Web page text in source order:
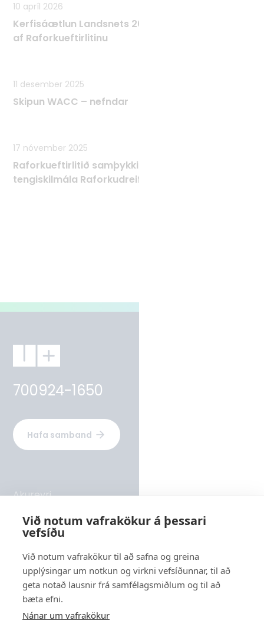
Við notum vafrakökur á þessari
vefsíðu
Við notum vafrakökur til að safna og greina
upplýsingar um notkun og virkni vefsíðunnar, til að
geta notað lausnir frá samfélagsmiðlum og til að
bæta efni.
Nánar um vafrakökur
10 apríl 2026
Kerfisáætlun Landsnets 2025 - 2034 samþykkt
af Raforkueftirlitinu
11 desember 2025
Skipun WACC – nefndar
17 nóvember 2025
Raforkueftirlitið samþykkir Tæknilega
tengiskilmála Raforkudreifingar TTR
700924-1650
Hafa samband
Akureyri
Rangárvellir 2 - hús 8, 603 Akureyri
Sími
569 6000
Reykjavík
Suðurlandsbraut 24, 108 Reykjavík